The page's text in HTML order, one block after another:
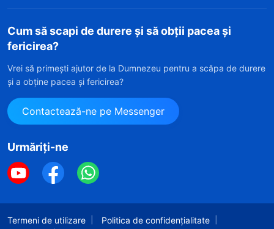
Cum să scapi de durere și să obții pacea și
fericirea?
Vrei să primești ajutor de la Dumnezeu pentru a scăpa de durere
și a obține pacea și fericirea?
Contactează-ne pe Messenger
Urmăriți-ne
Termeni de utilizare
Politica de confidențialitate